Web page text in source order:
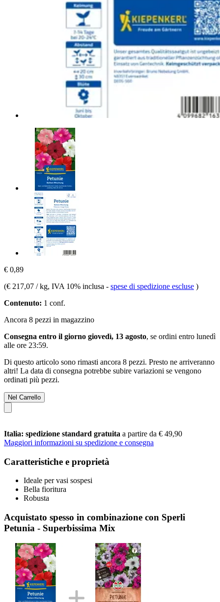
€ 0,89
(€ 217,07 / kg, IVA 10% inclusa - spese di spedizione escluse )
Contenuto: 1 conf.
Ancora 8 pezzi in magazzino
Consegna entro il giorno giovedì, 13 agosto, se ordini entro lunedì
alle ore 23:59.
Di questo articolo sono rimasti ancora 8 pezzi. Presto ne arriveranno
altri! La data di consegna potrebbe subire variazioni se vengono
ordinati più pezzi.
Nel Carrello
Italia: spedizione standard gratuita a partire da € 49,90
Maggiori informazioni su spedizione e consegna
Caratteristiche e proprietà
Ideale per vasi sospesi
Bella fioritura
Robusta
Acquistato spesso in combinazione con Sperli
Petunia - Superbissima Mix